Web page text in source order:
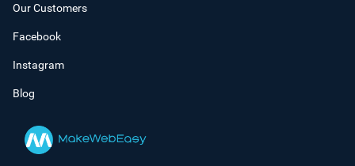
Our Customers
Facebook
Instagram
Blog